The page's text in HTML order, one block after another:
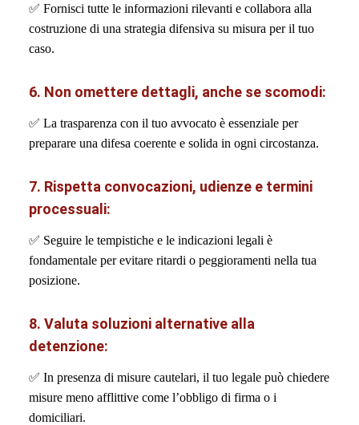
✅ Fornisci tutte le informazioni rilevanti e collabora alla
costruzione di una strategia difensiva su misura per il tuo
caso.
6. Non omettere dettagli, anche se scomodi:
✅ La trasparenza con il tuo avvocato è essenziale per
preparare una difesa coerente e solida in ogni circostanza.
7. Rispetta convocazioni, udienze e termini
processuali:
✅ Seguire le tempistiche e le indicazioni legali è
fondamentale per evitare ritardi o peggioramenti nella tua
posizione.
8. Valuta soluzioni alternative alla
detenzione:
✅ In presenza di misure cautelari, il tuo legale può chiedere
misure meno afflittive come l’obbligo di firma o i
domiciliari.